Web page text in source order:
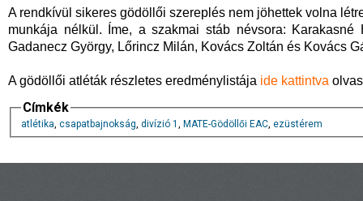
A rendkívül sikeres gödöllői szereplés nem jöhettek volna
munkája nélkül. Íme, a szakmai stáb névsora:
Gadanecz György, Lőrincz Milán, Kovács Zoltán és Kovács
A gödöllői atléták részletes eredménylistája ide kattintva
Címkék
atlétika, csapatbajnokság, divízió 1 , MATE-Gödöllői EAC, ezüstérem